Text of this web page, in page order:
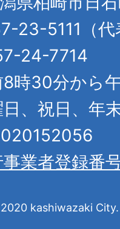
23-5111（代
24-7714
8時30分から
日、祝日、年
業者登録番
kashiwazaki